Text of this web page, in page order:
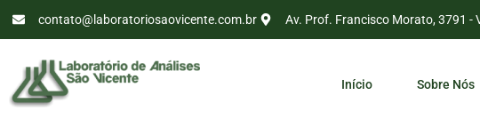
contato@laboratoriosaovicente.com.br Av. Prof. Francisco Morato, 3791 -
Início Sobre Nós